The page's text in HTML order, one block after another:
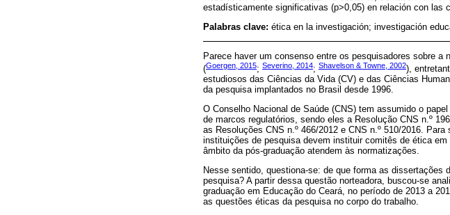
estadísticamente significativas (p>0,05) en relación con las
Palabras clave: ética en la investigación; investigación
Parece haver um consenso entre os pesquisadores sobre
(Goergen, 2015; Severino, 2014; Shavelson & Towne, 2002),
estudiosos das Ciências da Vida (CV) e das Ciências
da pesquisa implantados no Brasil desde 1996.
O Conselho Nacional de Saúde (CNS) tem assumido o
de marcos regulatórios, sendo eles a Resolução CNS n.º
as Resoluções CNS n.º 466/2012 e CNS n.º 510/2016.
instituições de pesquisa devem instituir comitês de ética
âmbito da pós-graduação atendem às normatizações.
Nesse sentido, questiona-se: de que forma as
pesquisa? A partir dessa questão norteadora, buscou-se
graduação em Educação do Ceará, no período de 2013 a
as questões éticas da pesquisa no corpo do trabalho.